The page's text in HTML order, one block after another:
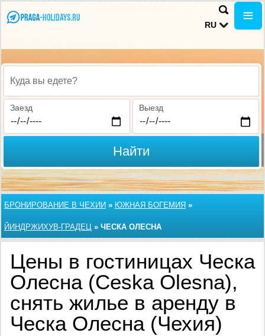
RU
Куда вы едете?
Заезд Выезд
Найти
БРОНИРОВАНИЕ В ЧЕХИИ » ЮЖНАЯ БОГЕМИЯ »
ЙИНДРЖИХУВ-ГРАДЕЦ » ЧЕСКА ОЛЕСНА
Цены в гостиницах Ческа
Олесна (Ceska Olesna),
снять жилье в аренду в
Ческа Олесна (Чехия)